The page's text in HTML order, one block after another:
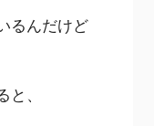
るんだけど
、